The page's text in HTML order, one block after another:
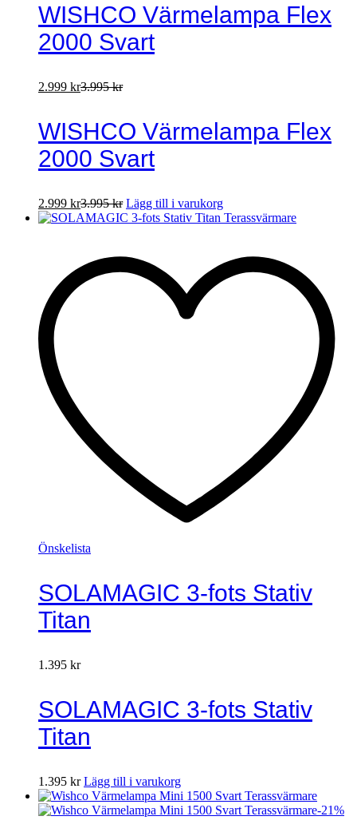
WISHCO Värmelampa Flex
2000 Svart
2.999 kr3.995kr
WISHCO Värmelampa Flex
2000 Svart
2.999 kr3.995kr Lägg till i varukorg
Önskelista
SOLAMAGIC 3-fots Stativ
Titan
1.395 kr
SOLAMAGIC 3-fots Stativ
Titan
1.395 kr Lägg till i varukorg
-21%